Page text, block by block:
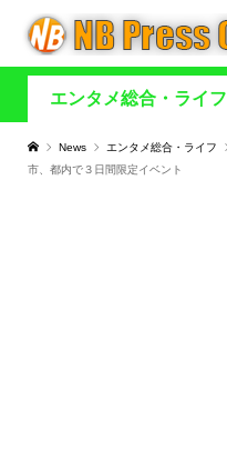
エンタメ総合・ライフ
News エンタメ総合・ライフ
市、都内で３日間限定イベント